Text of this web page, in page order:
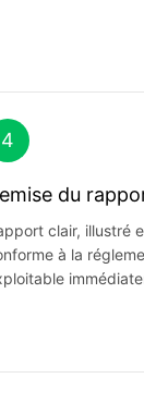
4
du
clair, illustré
à la